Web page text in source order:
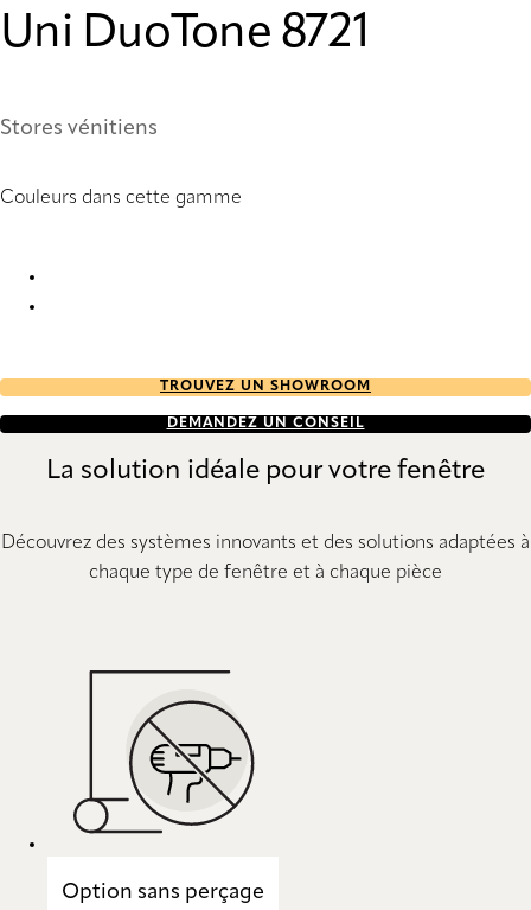
Uni DuoTone 8721
Stores vénitiens
Couleurs dans cette gamme
TROUVEZ UN SHOWROOM
DEMANDEZ UN CONSEIL
La solution idéale pour votre fenêtre
Découvrez des systèmes innovants et des solutions adaptées à
chaque type de fenêtre et à chaque pièce
Option sans perçage